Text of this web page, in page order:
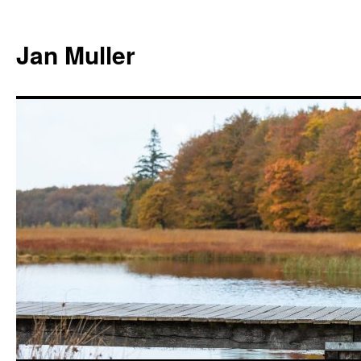
Jan Muller